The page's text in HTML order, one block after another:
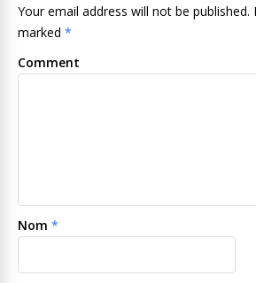
Your email address will not be published.
marked *
Comment
Nom *